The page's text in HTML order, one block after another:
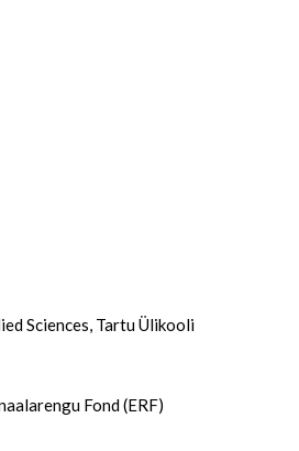
Sciences, Tartu Ülikooli
Fond (ERF)